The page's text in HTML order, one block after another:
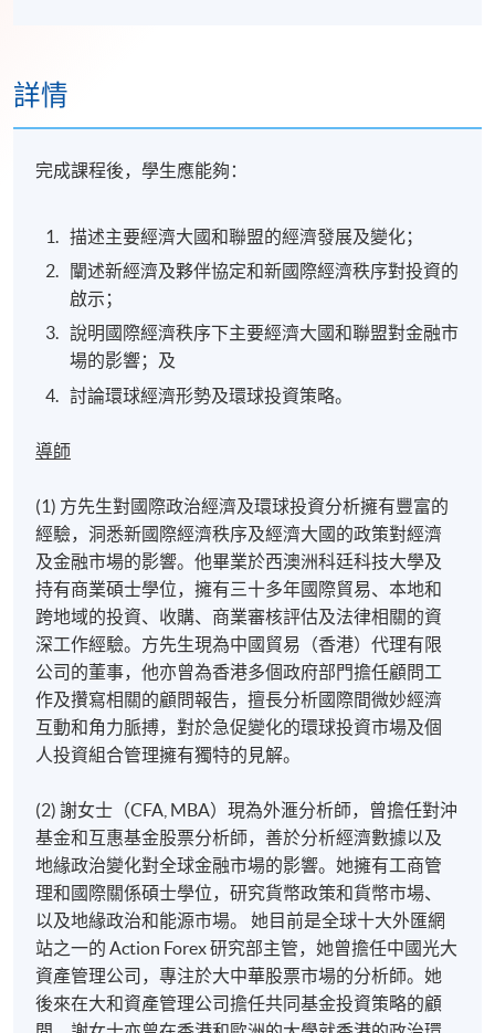
詳情
完成課程後，學生應能夠：
描述主要經濟大國和聯盟的經濟發展及變化；
闡述新經濟及夥伴協定和新國際經濟秩序對投資的
啟示；
說明國際經濟秩序下主要經濟大國和聯盟對金融市
場的影響；及
討論環球經濟形勢及環球投資策略。
導師
(1) 方先生對國際政治經濟及環球投資分析擁有豐富的
經驗，洞悉新國際經濟秩序及經濟大國的政策對經濟
及金融市場的影響。他畢業於西澳洲科廷科技大學及
持有商業碩士學位，擁有三十多年國際貿易、本地和
跨地域的投資、收購、商業審核評估及法律相關的資
深工作經驗。方先生現為中國貿易（香港）代理有限
公司的董事，他亦曾為香港多個政府部門擔任顧問工
作及攢寫相關的顧問報告，擅長分析國際間微妙經濟
互動和角力脈搏，對於急促變化的環球投資市場及個
人投資組合管理擁有獨特的見解。
(2) 謝女士（CFA, MBA）現為外滙分析師，曾擔任對沖
基金和互惠基金股票分析師，善於分析經濟數據以及
地緣政治變化對全球金融市場的影響。她擁有工商管
理和國際關係碩士學位，研究貨幣政策和貨幣市場、
以及地緣政治和能源市場。 她目前是全球十大外匯網
站之一的 Action Forex 研究部主管，她曾擔任中國光大
資產管理公司，專注於大中華股票市場的分析師。她
後來在大和資產管理公司擔任共同基金投資策略的顧